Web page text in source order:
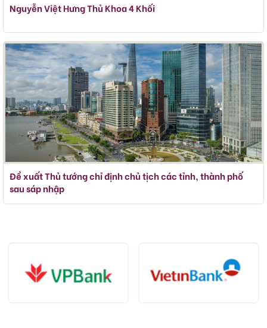
Nguyễn Việt Hưng Thủ Khoa 4 Khối
Đề xuất Thủ tướng chỉ định chủ tịch các tỉnh, thành phố
sau sáp nhập